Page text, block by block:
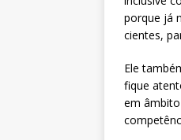
porque já
cientes,
Ele
fique
em